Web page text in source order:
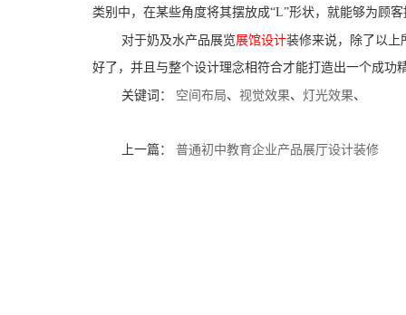
类别中，在某些角度将其摆放成“L”形状，就能够为顾
对于奶及水产品展览展馆设计装修来说，除了以上
好了，并且与整个设计理念相符合才能打造出一个成功
关键词： 空间布局、 视觉效果、 灯光效果、
上一篇： 普通初中教育企业产品展厅设计装修